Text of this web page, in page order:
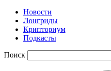
Новости
Лонгриды
Крипториум
Подкасты
Поиск